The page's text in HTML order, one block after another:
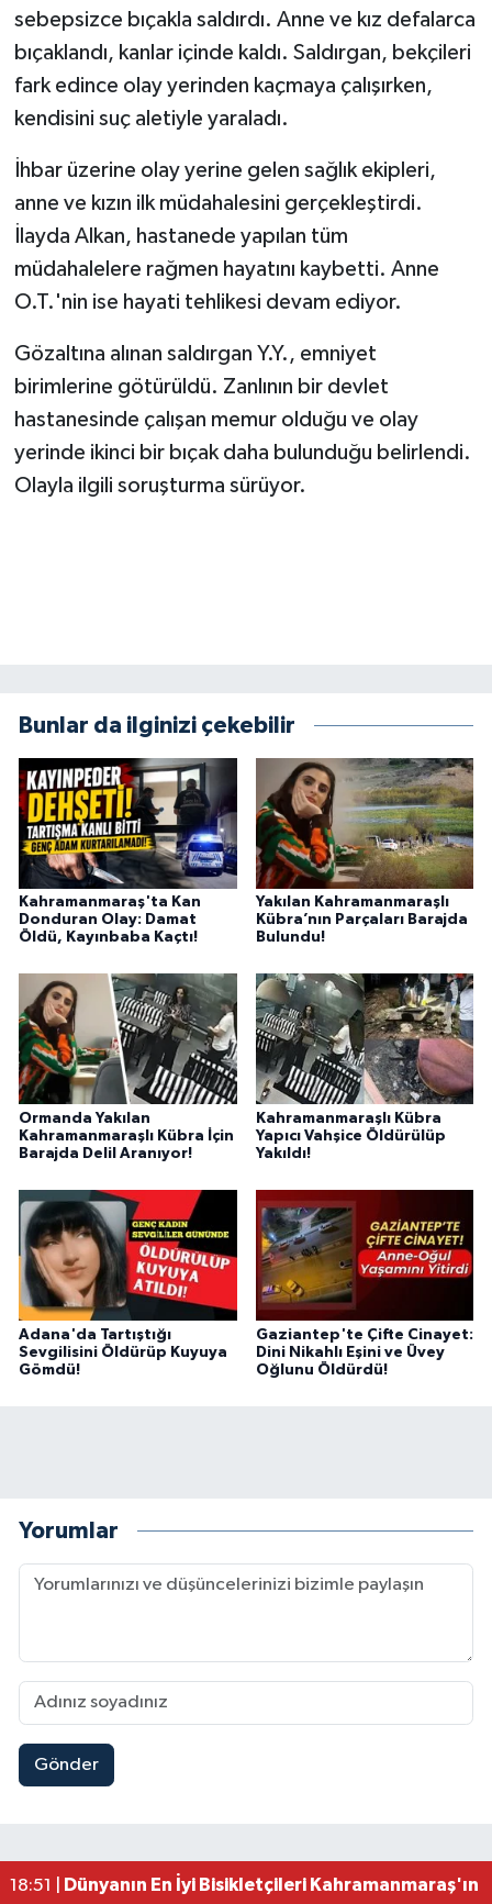
sebepsizce bıçakla saldırdı. Anne ve kız defalarca
bıçaklandı, kanlar içinde kaldı. Saldırgan, bekçileri
fark edince olay yerinden kaçmaya çalışırken,
kendisini suç aletiyle yaraladı.
İhbar üzerine olay yerine gelen sağlık ekipleri,
anne ve kızın ilk müdahalesini gerçekleştirdi.
İlayda Alkan, hastanede yapılan tüm
müdahalelere rağmen hayatını kaybetti. Anne
O.T.'nin ise hayati tehlikesi devam ediyor.
Gözaltına alınan saldırgan Y.Y., emniyet
birimlerine götürüldü. Zanlının bir devlet
hastanesinde çalışan memur olduğu ve olay
yerinde ikinci bir bıçak daha bulunduğu belirlendi.
Olayla ilgili soruşturma sürüyor.
Bunlar da ilginizi çekebilir
Kahramanmaraş'ta Kan
Donduran Olay: Damat
Öldü, Kayınbaba Kaçtı!
Yakılan Kahramanmaraşlı
Kübra’nın Parçaları Barajda
Bulundu!
Ormanda Yakılan
Kahramanmaraşlı Kübra İçin
Barajda Delil Aranıyor!
Kahramanmaraşlı Kübra
Yapıcı Vahşice Öldürülüp
Yakıldı!
Adana'da Tartıştığı
Sevgilisini Öldürüp Kuyuya
Gömdü!
Gaziantep'te Çifte Cinayet:
Dini Nikahlı Eşini ve Üvey
Oğlunu Öldürdü!
Yorumlar
Gönder
19:49 |Mersin'de Tatil Kabusu! Kahramanmaraşlı
18:51 |
Dünyanın En İyi Bisikletçileri Kahramanmaraş'ın
ÜÇÜNCÜ SAYFA
BİLİMNET
SİVİL TOPLUM
SEÇİM 2014
ÇEK GÖNDER
HEDEF2020
Genel
Politika
YEREL
BÖLGEDEN
BİLİM TEKNOLOJİ
ASAYİŞ
SEÇİM 2015
ÇEVRE
BİLİM VE TEKNOLOJİ
YARIŞMALAR
TANITIM
HABERDE İNSAN